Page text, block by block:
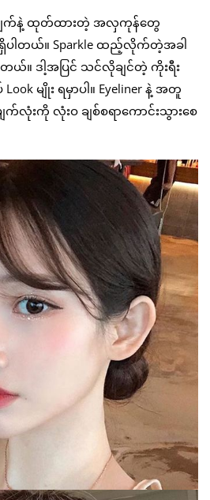
ျက်နဲ့ ထုတ်ထားတဲ့ အလှကုန်တွေ
ရှိပါတယ်။ Sparkle ထည့်လိုက်တဲ့အခါ
ယ်။ ဒါ့အပြင် သင်လိုချင်တဲ့ ကိုးရီး
မျိုး ရမှာပါ။ Eyeliner နဲ့ အတူ
လုံးကို လုံးဝ ချစ်စရာကောင်းသွားစေ